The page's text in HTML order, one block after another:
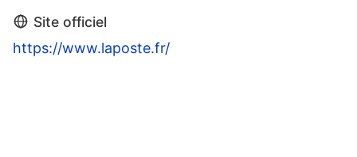
Site officiel
https://www.laposte.fr/